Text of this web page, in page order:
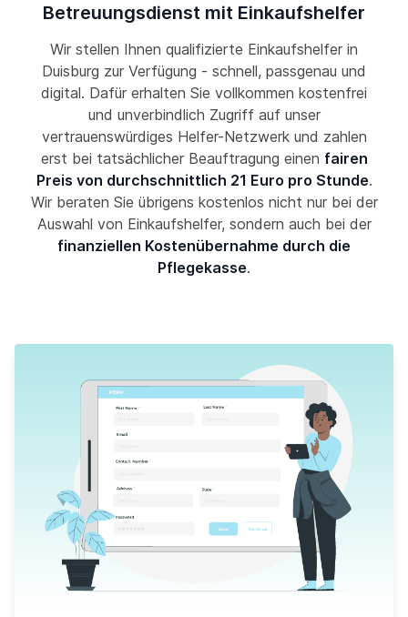
Betreuungsdienst mit Einkaufshelfer
Wir stellen Ihnen qualifizierte Einkaufshelfer in
Duisburg zur Verfügung - schnell, passgenau und
digital. Dafür erhalten Sie vollkommen kostenfrei
und unverbindlich Zugriff auf unser
vertrauenswürdiges Helfer-Netzwerk und zahlen
erst bei tatsächlicher Beauftragung einen fairen
Preis von durchschnittlich 21 Euro pro Stunde.
Wir beraten Sie übrigens kostenlos nicht nur bei der
Auswahl von Einkaufshelfer, sondern auch bei der
finanziellen Kostenübernahme durch die
Pflegekasse.